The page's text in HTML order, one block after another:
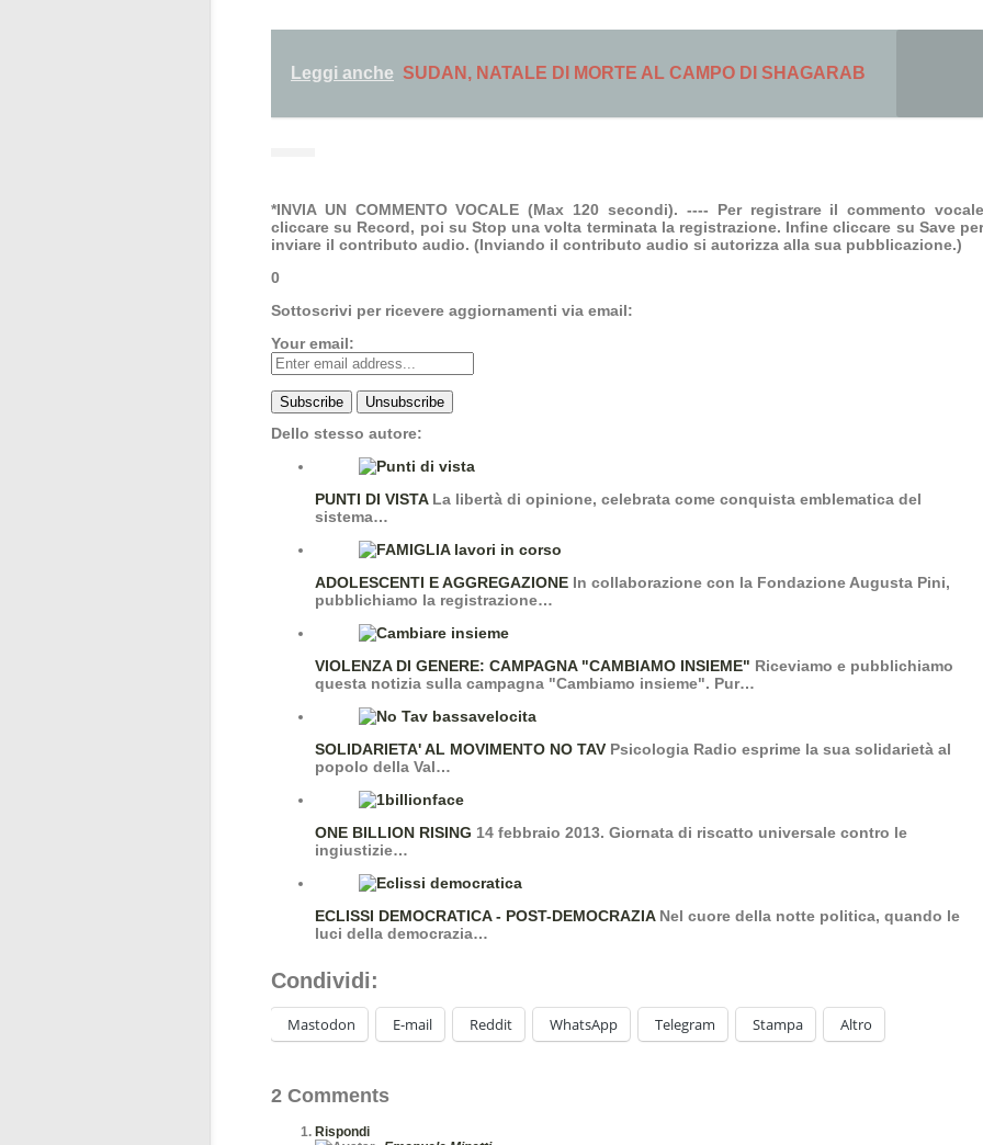
Leggi anche SUDAN, NATALE DI MORTE AL CAMPO DI SHAGARAB
*INVIA UN COMMENTO VOCALE (Max 120 secondi). ---- Per registrare il commento vocale
cliccare su Record, poi su Stop una volta terminata la registrazione. Infine cliccare su Save per
inviare il contributo audio. (Inviando il contributo audio si autorizza alla sua pubblicazione.)
0
Sottoscrivi per ricevere aggiornamenti via email:
Your email:
Dello stesso autore:
PUNTI DI VISTALa libertà di opinione, celebrata come conquista emblematica del
sistema…
ADOLESCENTI E AGGREGAZIONE In collaborazione con la Fondazione Augusta Pini,
pubblichiamo la registrazione…
VIOLENZA DI GENERE: CAMPAGNA "CAMBIAMO INSIEME" Riceviamo e pubblichiamo
questa notizia sulla campagna "Cambiamo insieme". Pur…
SOLIDARIETA' AL MOVIMENTO NO TAV Psicologia Radio esprime la sua solidarietà al
popolo della Val…
ONE BILLION RISING 14 febbraio 2013. Giornata di riscatto universale contro le
ingiustizie…
ECLISSI DEMOCRATICA - POST-DEMOCRAZIANel cuore della notte politica, quando le
luci della democrazia…
Condividi:
Mastodon E-mail Reddit WhatsApp Telegram Stampa Altro
2 Comments
Rispondi